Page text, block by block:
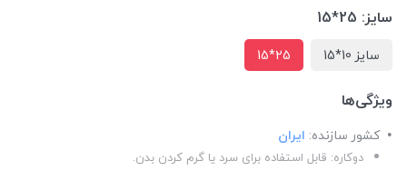
سایز: 25*15
سایز 10*15 25*15
ویژگی‌ها
کشور سازنده: ایران
دوکاره: قابل استفاده برای سرد یا گرم کردن بدن.